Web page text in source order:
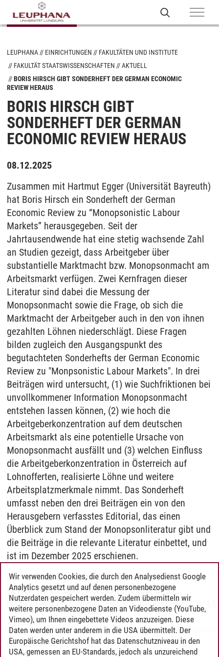
LEUPHANA EINRICHTUNGEN
FAKULTÄTEN UND INSTITUTE
FAKULTÄT STAATSWISSENSCHAFTEN
AKTUELL
BORIS HIRSCH GIBT SONDERHEFT DER GERMAN ECONOMIC
REVIEW HERAUS
BORIS HIRSCH GIBT
SONDERHEFT DER GERMAN
ECONOMIC REVIEW HERAUS
08.12.2025
Zusammen mit Hartmut Egger (Universität Bayreuth)
hat Boris Hirsch ein Sonderheft der German
Economic Review zu “Monopsonistic Labour
Markets” herausgegeben. Seit der
Jahrtausendwende hat eine stetig wachsende Zahl
an Studien gezeigt, dass Arbeitgeber über
substantielle Marktmacht bzw. Monopsonmacht am
Arbeitsmarkt verfügen. Zwei Kernfragen dieser
Literatur sind dabei die Messung der
Monopsonmacht sowie die Frage, ob sich die
Marktmacht der Arbeitgeber auch in den von ihnen
gezahlten Löhnen niederschlägt. Diese Fragen
bilden zugleich den Ausgangspunkt des
begutachteten Sonderhefts der German Economic
Review zu "Monpsonistic Labour Markets". In drei
Beiträgen wird untersucht, (1) wie Suchfriktionen bei
unvollkommener Information Monopsonmacht
entstehen lassen können, (2) wie hoch die
Arbeitgeberkonzentration auf dem deutschen
Arbeitsmarkt als eine potentielle Ursache von
Monopsonmacht ausfällt und (3) welchen Einfluss
die Arbeitgeberkonzentration in Österreich auf
Lohnofferten, realisierte Löhne und weitere
Arbeitsplatzmerkmale nimmt. Das Sonderheft
umfasst neben den drei Beiträgen ein von den
Herausgebern verfasstes Editorial, das einen
Überblick zum Stand der Monopsonliteratur gibt und
die Beiträge in die relevante Literatur einbettet, und
ist im Dezember 2025 erschienen.
Das vollständige Sonderheft der German Economic
Review ist als Open Access verfügbar unter:
https://www.degruyterbrill.com/journal/key/ger/26/4/
Christina Korf/ 08.12.2025
Wir verwenden Cookies, die durch den Analysedienst Google
Analytics gesetzt und auf denen personenbezogene
Nutzerdaten gespeichert werden. Zudem übermitteln wir
weitere personenbezogene Daten an Videodienste (YouTube,
Vimeo), um Ihnen eingebettete Videos anzuzeigen. Diese
Daten werden unter anderem in die USA übermittelt. Der
Europäische Gerichtshof hat das Datenschutzniveau in den
USA, gemessen an EU-Standards, jedoch als unzureichend